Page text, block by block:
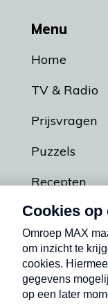
Menu
Home
TV & Radio
Prijsvragen
Puzzels
Recepten
Podcasts